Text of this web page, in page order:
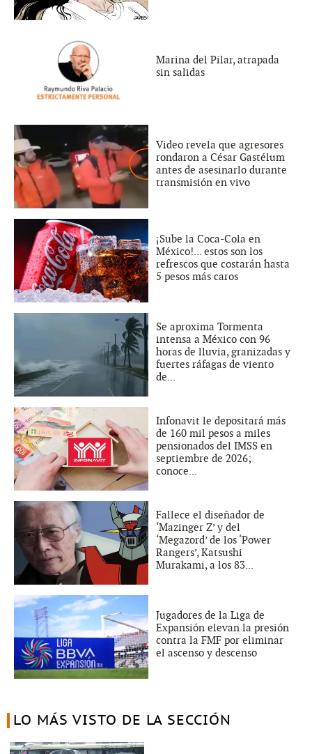
Marina del Pilar, atrapada
sin salidas
Video revela que agresores
rondaron a César Gastélum
antes de asesinarlo durante
transmisión en vivo
¡Sube la Coca-Cola en
México!... estos son los
refrescos que costarán hasta
5 pesos más caros
Se aproxima Tormenta
intensa a México con 96
horas de lluvia, granizadas y
fuertes ráfagas de viento
de...
Infonavit le depositará más
de 160 mil pesos a miles
pensionados del IMSS en
septiembre de 2026;
conoce...
Fallece el diseñador de
‘Mazinger Z’ y del
‘Megazord’ de los ‘Power
Rangers’, Katsushi
Murakami, a los 83...
Jugadores de la Liga de
Expansión elevan la presión
contra la FMF por eliminar
el ascenso y descenso
LO MÁS VISTO DE LA SECCIÓN